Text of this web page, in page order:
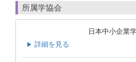
所属学協会
日本中小企業
▶ 詳細を見る